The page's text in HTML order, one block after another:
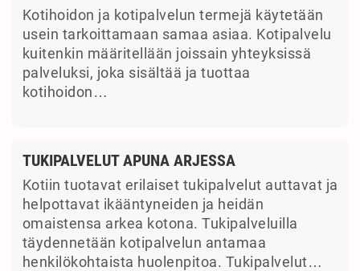
Kotihoidon ja kotipalvelun termejä käytetään
usein tarkoittamaan samaa asiaa. Kotipalvelu
kuitenkin määritellään joissain yhteyksissä
palveluksi, joka sisältää ja tuottaa
kotihoidon…
TUKIPALVELUT APUNA ARJESSA
Kotiin tuotavat erilaiset tukipalvelut auttavat ja
helpottavat ikääntyneiden ja heidän
omaistensa arkea kotona. Tukipalveluilla
täydennetään kotipalvelun antamaa
henkilökohtaista huolenpitoa. Tukipalvelut…